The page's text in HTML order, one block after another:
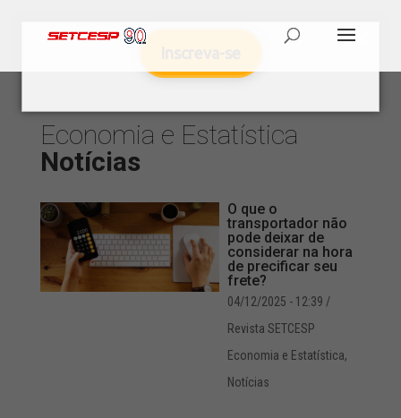
Economia e Estatística
Notícias
O que o
transportador não
pode deixar de
considerar na hora
de precificar seu
frete?
04/12/2025 - 12:39 /
Revista SETCESP
Economia e Estatística,
Notícias